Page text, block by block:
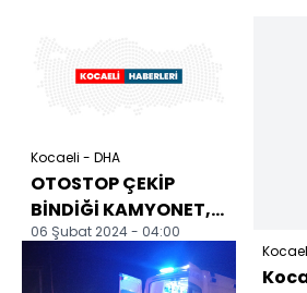
Kocaeli - DHA
OTOSTOP ÇEKİP
BİNDİĞİ KAMYONET,
KAMYONA ÇARPTI: 1'İ
AĞIR 3 YARALI
06 Şubat 2024 - 04:00